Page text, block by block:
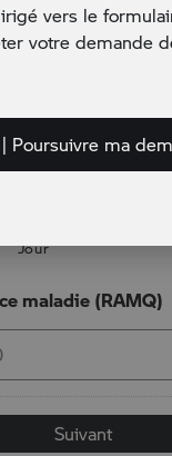
conduire
permis de
Jour
maladie (RAMQ)
vers le
votre demande